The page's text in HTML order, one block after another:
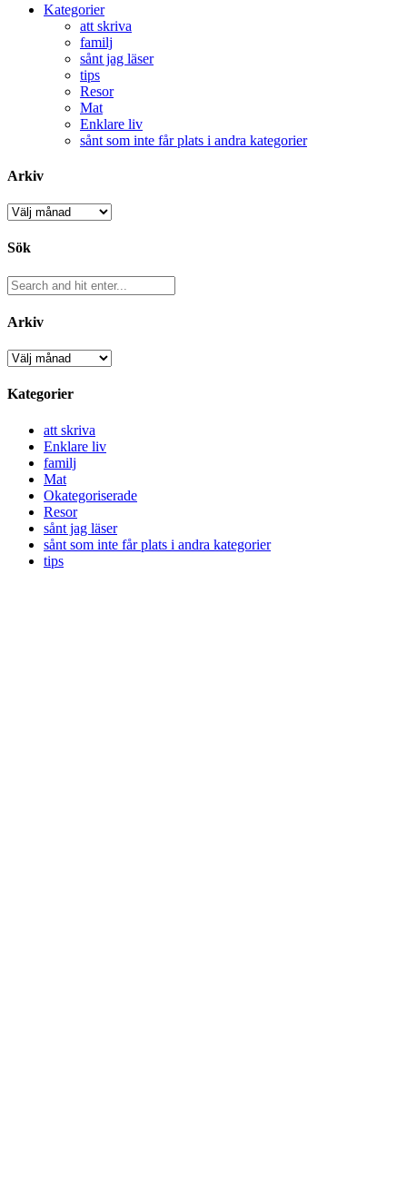
Kategorier
att skriva
familj
sånt jag läser
tips
Resor
Mat
Enklare liv
sånt som inte får plats i andra kategorier
Arkiv
Arkiv
Sök
Arkiv
Arkiv
Kategorier
att skriva
Enklare liv
familj
Mat
Okategoriserade
Resor
sånt jag läser
sånt som inte får plats i andra kategorier
tips